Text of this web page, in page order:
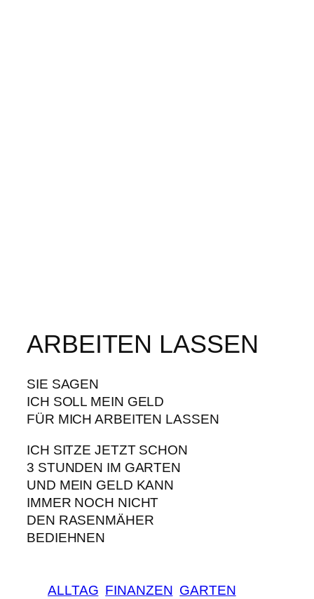
ARBEITEN LASSEN
SIE SAGEN
ICH SOLL MEIN GELD
FÜR MICH ARBEITEN LASSEN
ICH SITZE JETZT SCHON
3 STUNDEN IM GARTEN
UND MEIN GELD KANN
IMMER NOCH NICHT
DEN RASENMÄHER
BEDIEHNEN
ALLTAG FINANZEN GARTEN